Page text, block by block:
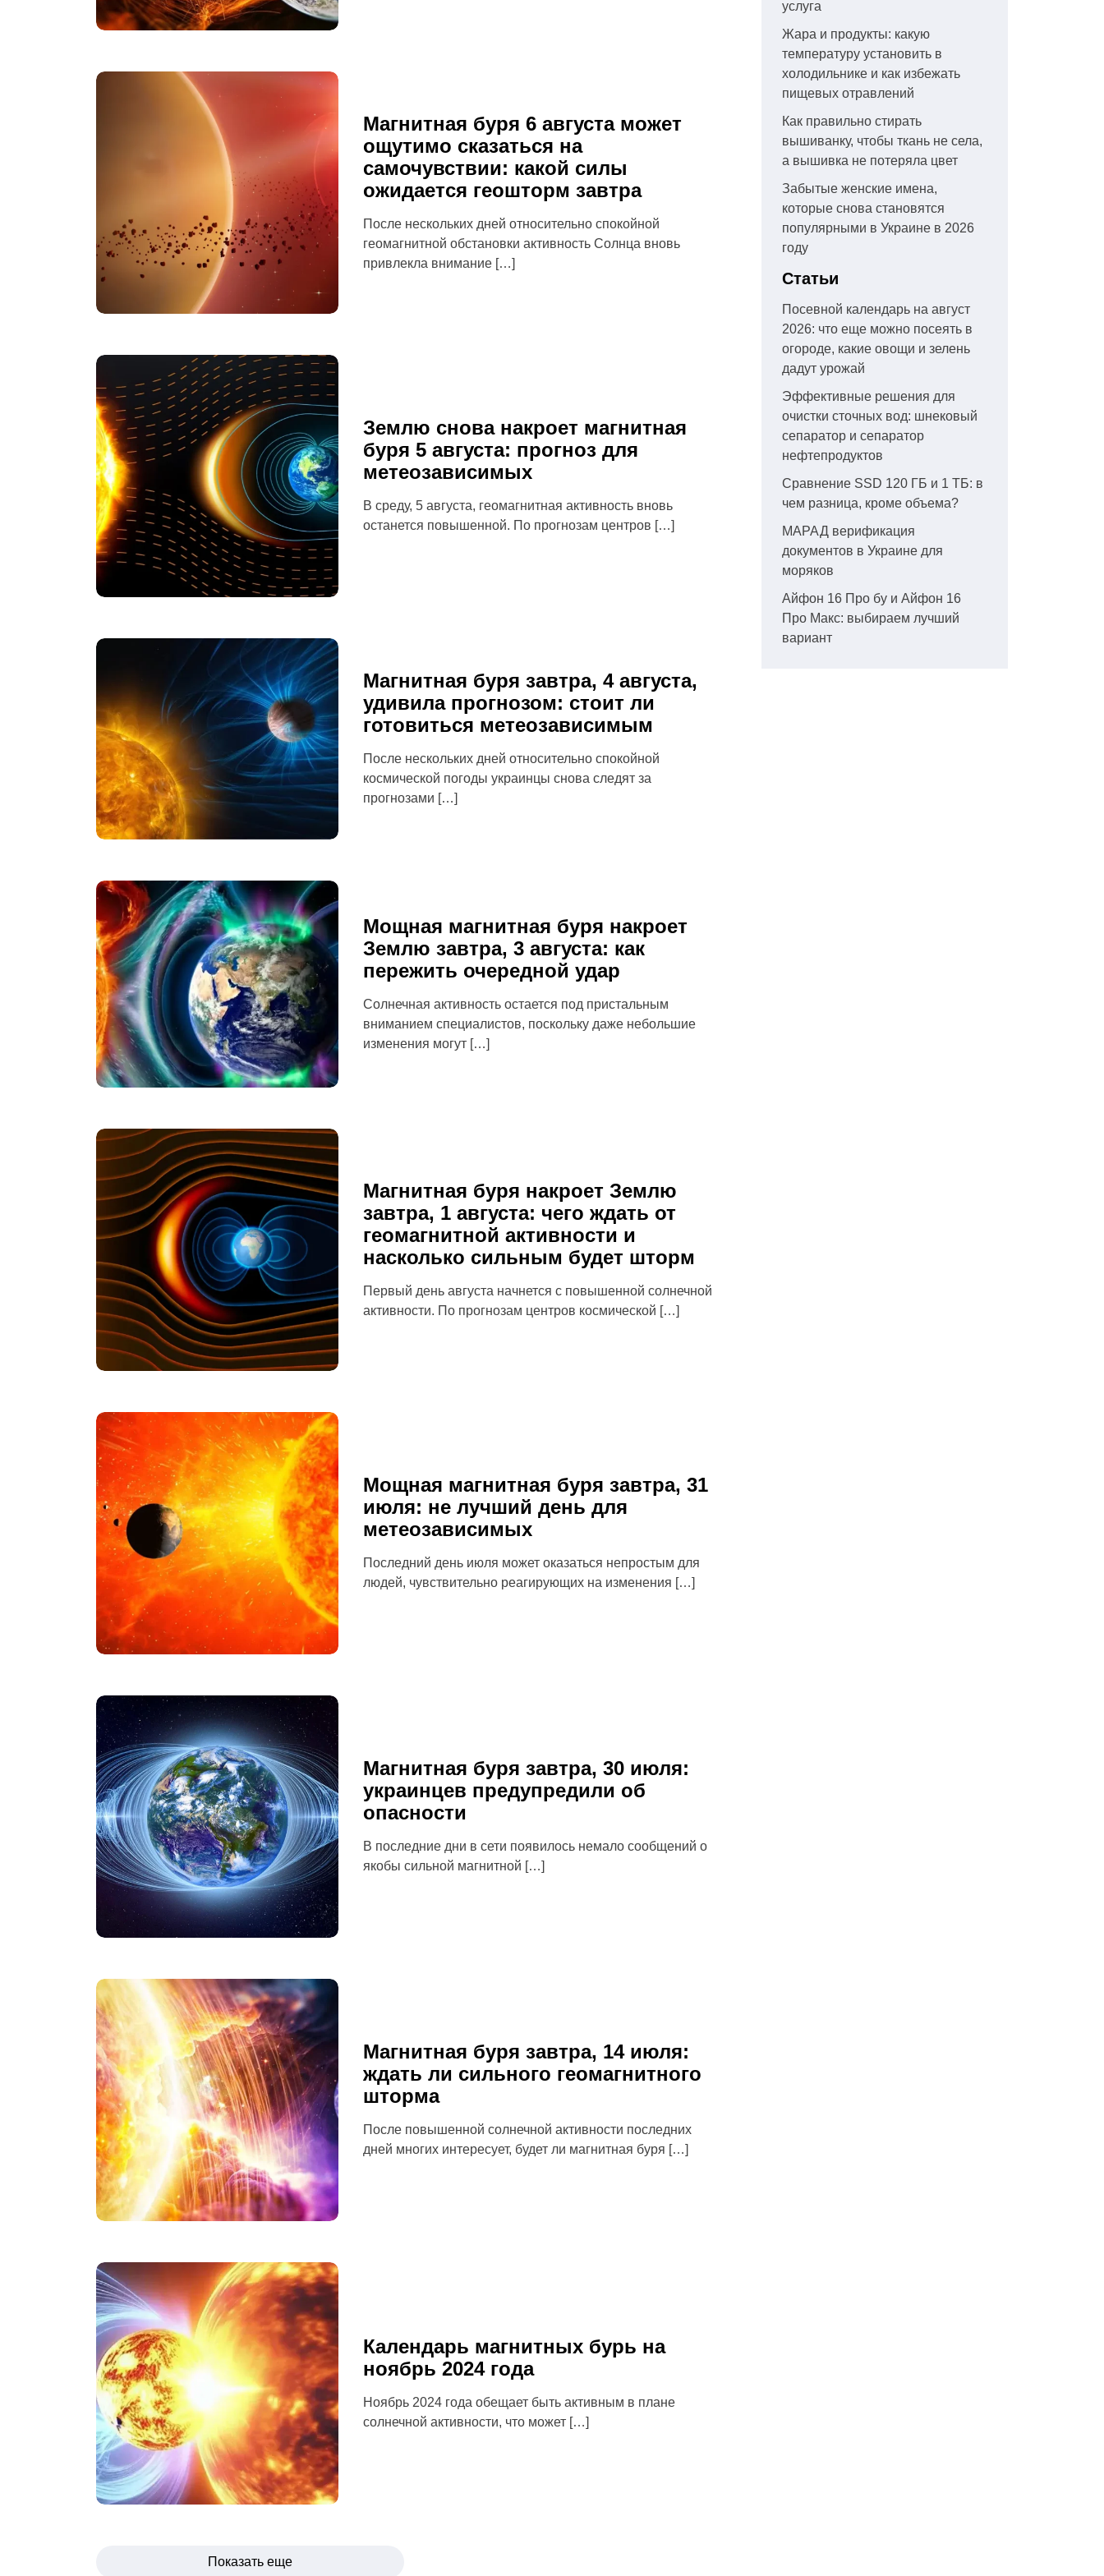
Магнитная буря 6 августа может
ощутимо сказаться на
самочувствии: какой силы
ожидается геошторм завтра
После нескольких дней относительно спокойной
геомагнитной обстановки активность Солнца вновь
привлекла внимание […]
Землю снова накроет магнитная
буря 5 августа: прогноз для
метеозависимых
В среду, 5 августа, геомагнитная активность вновь
останется повышенной. По прогнозам центров […]
Магнитная буря завтра, 4 августа,
удивила прогнозом: стоит ли
готовиться метеозависимым
После нескольких дней относительно спокойной
космической погоды украинцы снова следят за
прогнозами […]
Мощная магнитная буря накроет
Землю завтра, 3 августа: как
пережить очередной удар
Солнечная активность остается под пристальным
вниманием специалистов, поскольку даже небольшие
изменения могут […]
Магнитная буря накроет Землю
завтра, 1 августа: чего ждать от
геомагнитной активности и
насколько сильным будет шторм
Первый день августа начнется с повышенной солнечной
активности. По прогнозам центров космической […]
Мощная магнитная буря завтра, 31
июля: не лучший день для
метеозависимых
Последний день июля может оказаться непростым для
людей, чувствительно реагирующих на изменения […]
Магнитная буря завтра, 30 июля:
украинцев предупредили об
опасности
В последние дни в сети появилось немало сообщений о
якобы сильной магнитной […]
Магнитная буря завтра, 14 июля:
ждать ли сильного геомагнитного
шторма
После повышенной солнечной активности последних
дней многих интересует, будет ли магнитная буря […]
Календарь магнитных бурь на
ноябрь 2024 года
Ноябрь 2024 года обещает быть активным в плане
солнечной активности, что может […]
НавигацияПоказать еще
услуга
Жара и продукты: какую
температуру установить в
холодильнике и как избежать
пищевых отравлений
Как правильно стирать
вышиванку, чтобы ткань не села,
а вышивка не потеряла цвет
Забытые женские имена,
которые снова становятся
популярными в Украине в 2026
году
Статьи
Посевной календарь на август
2026: что еще можно посеять в
огороде, какие овощи и зелень
дадут урожай
Эффективные решения для
очистки сточных вод: шнековый
сепаратор и сепаратор
нефтепродуктов
Сравнение SSD 120 ГБ и 1 ТБ: в
чем разница, кроме объема?
МАРАД верификация
документов в Украине для
моряков
Айфон 16 Про бу и Айфон 16
Про Макс: выбираем лучший
вариант